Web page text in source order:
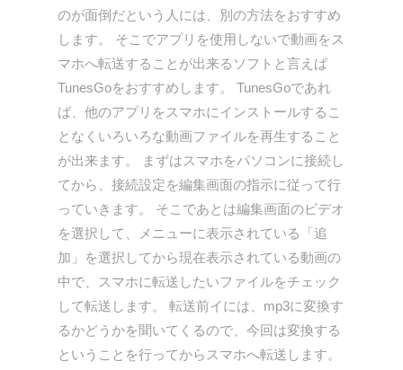
のが面倒だという人には、別の方法をおすすめ
します。 そこでアプリを使用しないで動画をス
マホへ転送することが出来るソフトと言えば
TunesGoをおすすめします。 TunesGoであれ
ば、他のアプリをスマホにインストールするこ
となくいろいろな動画ファイルを再生すること
が出来ます。 まずはスマホをパソコンに接続し
てから、接続設定を編集画面の指示に従って行
っていきます。 そこであとは編集画面のビデオ
を選択して、メニューに表示されている「追
加」を選択してから現在表示されている動画の
中で、スマホに転送したいファイルをチェック
して転送します。 転送前イには、mp3に変換す
るかどうかを聞いてくるので、今回は変換する
ということを行ってからスマホへ転送します。